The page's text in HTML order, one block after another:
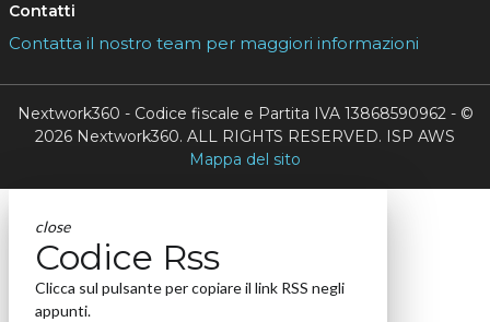
Contatti
Contatta il nostro team per maggiori informazioni
Nextwork360 - Codice fiscale e Partita IVA 13868590962 - ©
2026 Nextwork360. ALL RIGHTS RESERVED. ISP AWS
Mappa del sito
close
Codice Rss
Clicca sul pulsante per copiare il link RSS negli
appunti.